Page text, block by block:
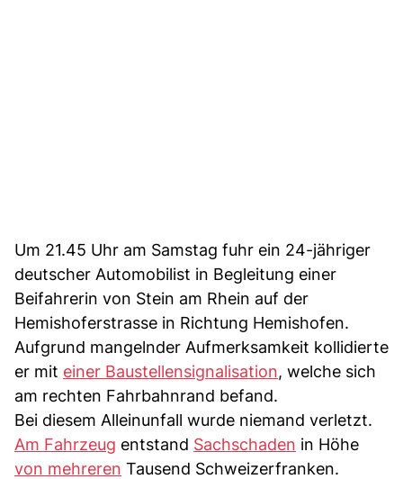
Um 21.45 Uhr am Samstag fuhr ein 24-jähriger
deutscher Automobilist in Begleitung einer
Beifahrerin von Stein am Rhein auf der
Hemishoferstrasse in Richtung Hemishofen.
Aufgrund mangelnder Aufmerksamkeit kollidierte
er mit einer Baustellensignalisation, welche sich
am rechten Fahrbahnrand befand.
Bei diesem Alleinunfall wurde niemand verletzt.
Am Fahrzeug entstand Sachschaden in Höhe
von mehreren Tausend Schweizerfranken.